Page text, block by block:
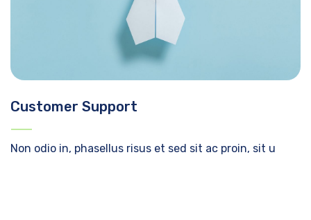
Customer Support
Non odio in, phasellus risus et sed sit ac proin, sit u